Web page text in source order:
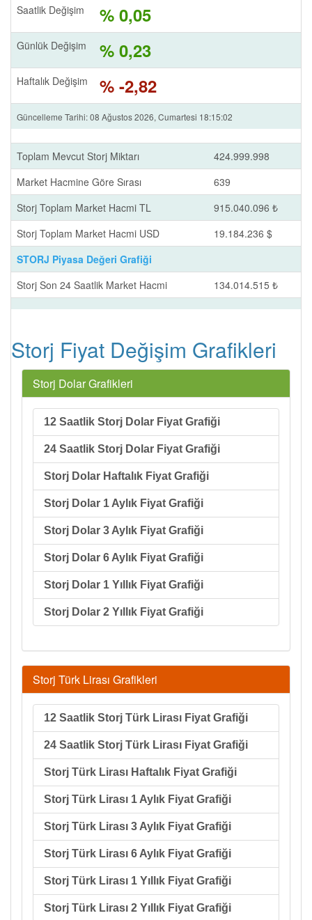
Saatlik Değişim
% 0,05
Günlük Değişim % 0,23
Haftalık Değişim % -2,82
Güncelleme Tarihi: 08 Ağustos 2026, Cumartesi 18:15:02
Toplam Mevcut Storj Miktarı
424.999.998
Market Hacmine Göre Sırası
639
Storj Toplam Market Hacmi TL
915.040.096 ₺
Storj Toplam Market Hacmi USD
19.184.236 $
STORJ Piyasa Değeri Grafiği
Storj Son 24 Saatlik Market Hacmi
134.014.515 ₺
Storj Fiyat Değişim Grafikleri
Storj Dolar Grafikleri
12 Saatlik Storj Dolar Fiyat Grafiği
24 Saatlik Storj Dolar Fiyat Grafiği
Storj Dolar Haftalık Fiyat Grafiği
Storj Dolar 1 Aylık Fiyat Grafiği
Storj Dolar 3 Aylık Fiyat Grafiği
Storj Dolar 6 Aylık Fiyat Grafiği
Storj Dolar 1 Yıllık Fiyat Grafiği
Storj Dolar 2 Yıllık Fiyat Grafiği
Storj Türk Lirası Grafikleri
12 Saatlik Storj Türk Lirası Fiyat Grafiği
24 Saatlik Storj Türk Lirası Fiyat Grafiği
Storj Türk Lirası Haftalık Fiyat Grafiği
Storj Türk Lirası 1 Aylık Fiyat Grafiği
Storj Türk Lirası 3 Aylık Fiyat Grafiği
Storj Türk Lirası 6 Aylık Fiyat Grafiği
Storj Türk Lirası 1 Yıllık Fiyat Grafiği
Storj Türk Lirası 2 Yıllık Fiyat Grafiği